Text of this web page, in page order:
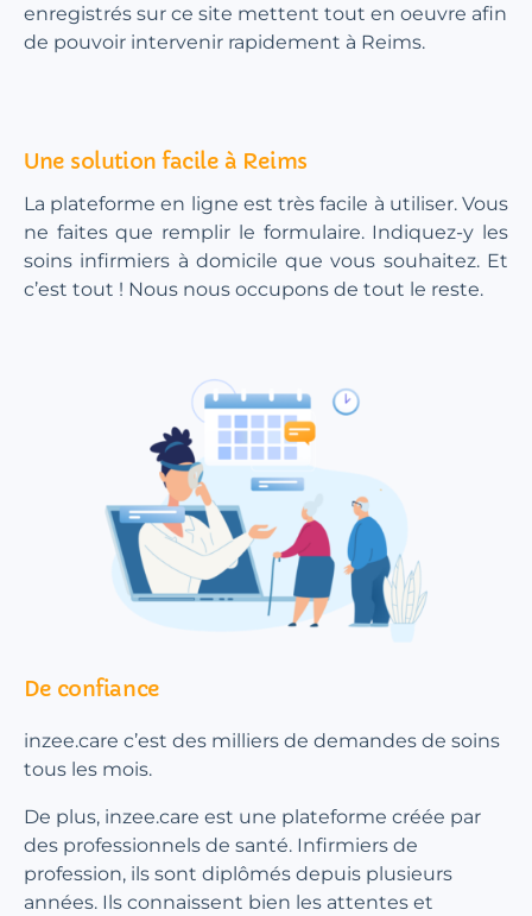
enregistrés sur ce site mettent tout en oeuvre afin
de pouvoir intervenir rapidement à Reims.
Une solution facile à Reims
La plateforme en ligne est très facile à utiliser. Vous
ne faites que remplir le formulaire. Indiquez-y les
soins infirmiers à domicile que vous souhaitez. Et
c’est tout ! Nous nous occupons de tout le reste.
De confiance
inzee.care c’est des milliers de demandes de soins
tous les mois.
De plus, inzee.care est une plateforme créée par
des professionnels de santé. Infirmiers de
profession, ils sont diplômés depuis plusieurs
années. Ils connaissent bien les attentes et